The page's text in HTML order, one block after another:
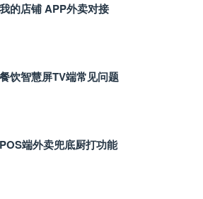
的店铺 APP外卖对接
饮智慧屏TV端常见问题
端外卖兜底厨打功能